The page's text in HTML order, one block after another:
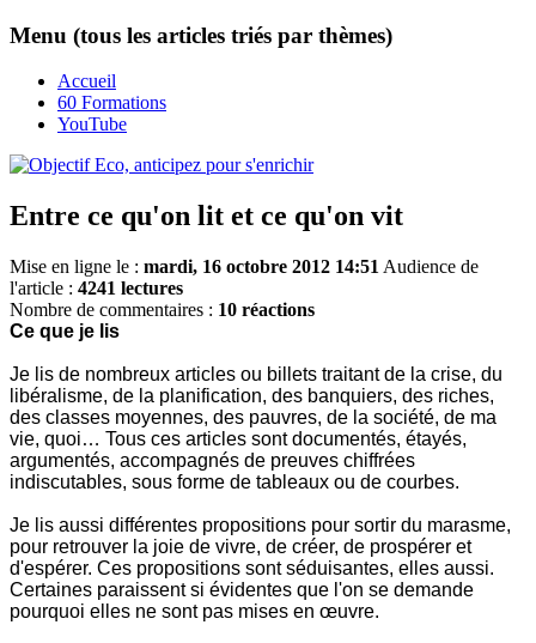
Menu (tous les articles triés par thèmes)
Accueil
60 Formations
YouTube
Entre ce qu'on lit et ce qu'on vit
Mise en ligne le : mardi, 16 octobre 2012 14:51 Audience de
l'article : 4241 lectures
Nombre de commentaires : 10 réactions
Ce que je lis
Je lis de nombreux articles ou billets traitant de la crise, du
libéralisme, de la planification, des banquiers, des riches,
des classes moyennes, des pauvres, de la société, de ma
vie, quoi… Tous ces articles sont documentés, étayés,
argumentés, accompagnés de preuves chiffrées
indiscutables, sous forme de tableaux ou de courbes.
Je lis aussi différentes propositions pour sortir du marasme,
pour retrouver la joie de vivre, de créer, de prospérer et
d'espérer. Ces propositions sont séduisantes, elles aussi.
Certaines paraissent si évidentes que l'on se demande
pourquoi elles ne sont pas mises en œuvre.